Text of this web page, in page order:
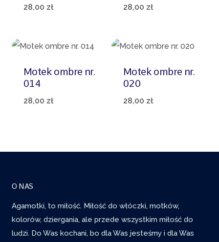
28,00 zł 28,00 zł
Motek ombre nr.
014
28,00 zł
Motek ombre nr.
020
28,00 zł
O NAS
Agamotki, to miłość. Miłość do włóczki, motków,
kolorów, dziergania, ale przede wszystkim miłość do
ludzi. Do Was kochani, bo dla Was jesteśmy i dla Was